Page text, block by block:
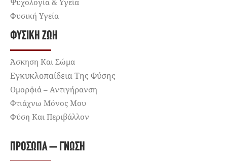
Φυσική Υγεία
ΦΥΣΙΚΉ ΖΩΉ
Άσκηση Και Σώμα
Εγκυκλοπαίδεια Της Φύσης
Ομορφιά – Αντιγήρανση
Φτιάχνω Μόνος Μου
Φύση Και Περιβάλλον
ΠΡΌΣΩΠΑ – ΓΝΏΣΗ